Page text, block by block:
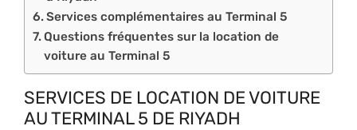
Services complémentaires au Terminal 5
Questions fréquentes sur la location de
voiture au Terminal 5
SERVICES DE LOCATION DE VOITURE
AU TERMINAL 5 DE RIYADH